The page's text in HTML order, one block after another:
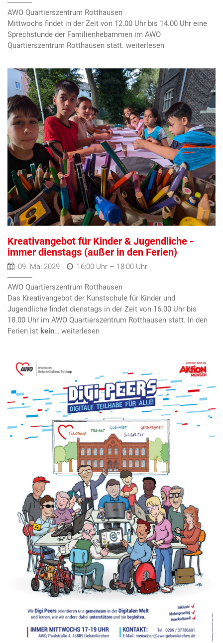
AWO Quartierszentrum Rotthausen
Mittwochs findet in der Zeit von 12.00 Uhr bis 14.00 Uhr eine
Sprechstunde der Familienhebammen im AWO
Quartierszentrum Rotthausen statt.
Kreativangebot für Kinder & Jugendliche -
immer dienstags (außer in den Ferien)
09. Mai 2029 16:00 Uhr – 18:00 Uhr
AWO Quartierszentrum Rotthausen
Das Kreativangebot der Kunstschule für Kinder und
Jugendliche findet dienstags in der Zeit von 16.00 Uhr bis
18.00 Uhr im AWO Quartierszentrum Rotthausen statt. In den
Ferien ist kein…